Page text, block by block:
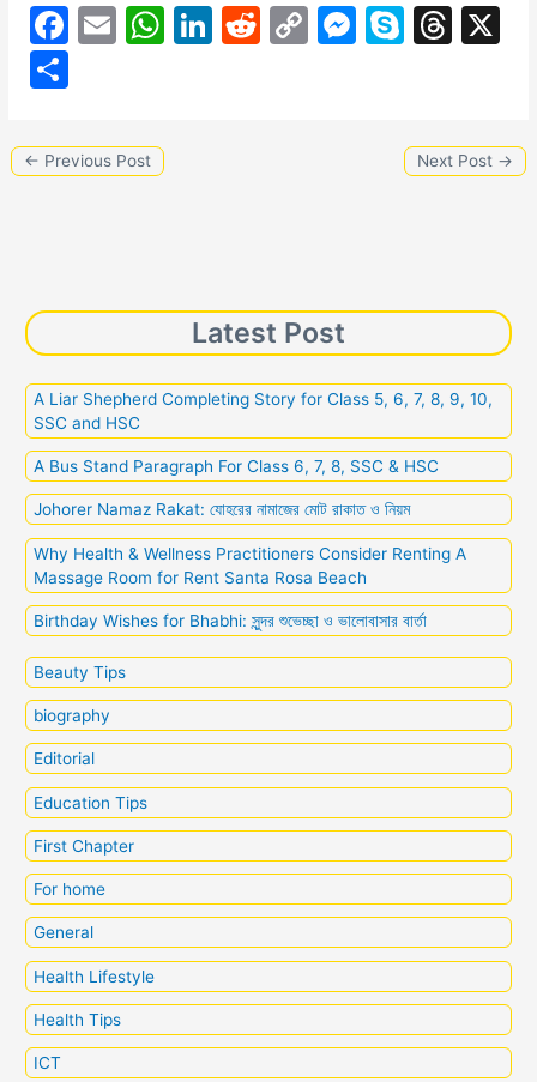
F
e
b
E
l
W Li R
C
M S
p
e
T
a
d
ar
e
← Previous Post Next Post →
Latest Post
A Liar Shepherd Completing Story for Class 5, 6, 7, 8, 9, 10,
SSC and HSC
A Bus Stand Paragraph For Class 6, 7, 8, SSC & HSC
Johorer Namaz Rakat: যোহরের নামাজের মোট রাকাত ও নিয়ম
Why Health & Wellness Practitioners Consider Renting A
Massage Room for Rent Santa Rosa Beach
Birthday Wishes for Bhabhi: সুন্দর শুভেচ্ছা ও ভালোবাসার বার্তা
Beauty Tips
biography
Editorial
Education Tips
First Chapter
For home
General
Health Lifestyle
Health Tips
ICT